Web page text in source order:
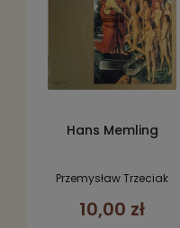
Hans Memling
Przemysław Trzeciak
10,00 zł